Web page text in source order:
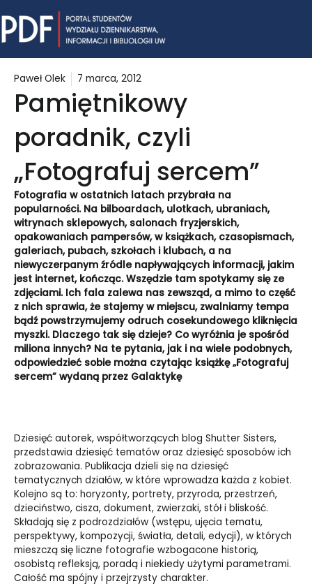
to
content
Paweł Olek 7 marca, 2012
Pamiętnikowy
poradnik, czyli
„Fotografuj sercem”
Fotografia w ostatnich latach przybrała na
popularności. Na bilboardach, ulotkach, ubraniach,
witrynach sklepowych, salonach fryzjerskich,
opakowaniach pampersów, w książkach, czasopismach,
galeriach, pubach, szkołach i klubach, a na
niewyczerpanym źródle napływających informacji, jakim
jest internet, kończąc. Wszędzie tam spotykamy się ze
zdjęciami. Ich fala zalewa nas zewsząd, a mimo to część
z nich sprawia, że stajemy w miejscu, zwalniamy tempa
bądź powstrzymujemy odruch cosekundowego kliknięcia
myszki. Dlaczego tak się dzieje? Co wyróżnia je spośród
miliona innych? Na te pytania, jak i na wiele podobnych,
odpowiedzieć sobie można czytając książkę „Fotografuj
sercem” wydaną przez Galaktykę
Dziesięć autorek, współtworzących blog Shutter Sisters,
przedstawia dziesięć tematów oraz dziesięć sposobów ich
zobrazowania. Publikacja dzieli się na dziesięć
tematycznych działów, w które wprowadza każda z kobiet.
Kolejno są to: horyzonty, portrety, przyroda, przestrzeń,
dzieciństwo, cisza, dokument, zwierzaki, stół i bliskość.
Składają się z podrozdziałów (wstępu, ujęcia tematu,
perspektywy, kompozycji, światła, detali, edycji), w których
mieszczą się liczne fotografie wzbogacone historią,
osobistą refleksją, poradą i niekiedy użytymi parametrami.
Całość ma spójny i przejrzysty charakter.